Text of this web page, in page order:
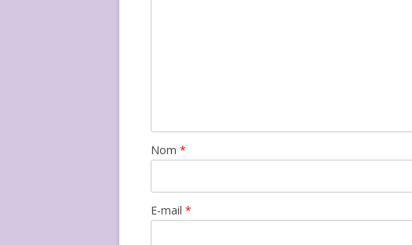
Nom *
E-mail *